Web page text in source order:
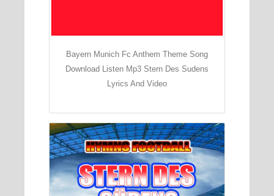
Bayern Munich Fc Anthem Theme Song
Download Listen Mp3 Stern Des Sudens
Lyrics And Video